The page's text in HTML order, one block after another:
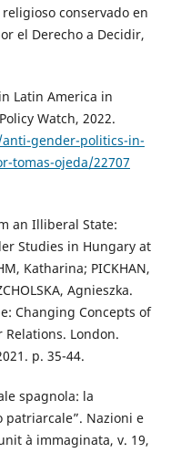
religioso conservado en
el Derecho a Decidir,
Latin America in
Watch, 2022.
gender-politics-in-
tomas-ojeda/22707
an Illiberal State:
Studies in Hungary at
Katharina; PICKHAN,
Agnieszka.
Changing Concepts of
London.
p. 35-44.
spagnola: la
patriarcale”. Nazioni e
à immaginata, v. 19,